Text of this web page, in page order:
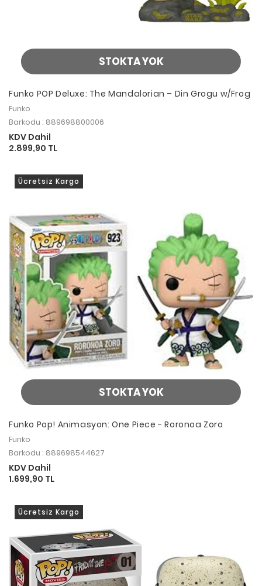
STOKTA YOK
Funko POP Deluxe: The Mandalorian – Din Grogu w/Frog
Funko
Barkodu : 889698800006
KDV Dahil
2.899,90 TL
STOKTA YOK
Ücretsiz Kargo
Funko Pop! Animasyon: One Piece - Roronoa Zoro
Funko
Barkodu : 889698544627
KDV Dahil
1.699,90 TL
Ücretsiz Kargo